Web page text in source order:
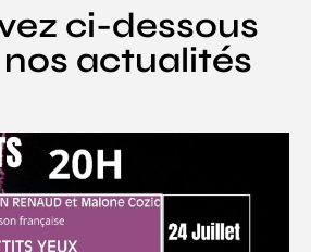
ci-dessous
actualités